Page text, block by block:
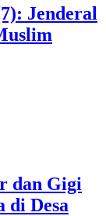
Jenderal
dan Gigi
di Desa